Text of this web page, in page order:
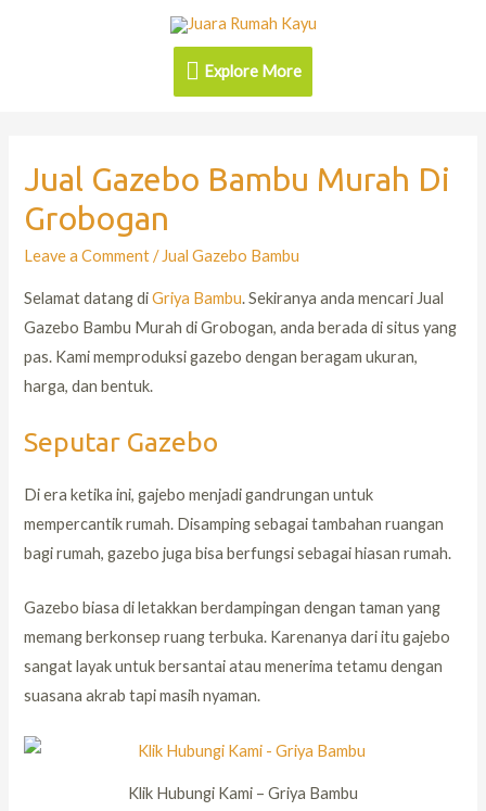
Explore More
Jual Gazebo Bambu Murah Di
Grobogan
Leave a Comment / Jual Gazebo Bambu
Selamat datang diGriya Bambu. Sekiranya anda mencari Jual
Gazebo Bambu Murah di Grobogan, anda berada di situs yang
pas. Kami memproduksi gazebo dengan beragam ukuran,
harga, dan bentuk.
Seputar Gazebo
Di era ketika ini, gajebo menjadi gandrungan untuk
mempercantik rumah. Disamping sebagai tambahan ruangan
bagi rumah, gazebo juga bisa berfungsi sebagai hiasan rumah.
Gazebo biasa di letakkan berdampingan dengan taman yang
memang berkonsep ruang terbuka. Karenanya dari itu gajebo
sangat layak untuk bersantai atau menerima tetamu dengan
suasana akrab tapi masih nyaman.
Klik Hubungi Kami – Griya Bambu